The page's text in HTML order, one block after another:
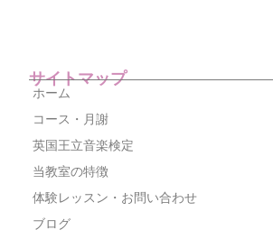
サイトマップ
ホーム
コース・月謝
英国王立音楽検定
当教室の特徴
体験レッスン・お問い合わせ
ブログ